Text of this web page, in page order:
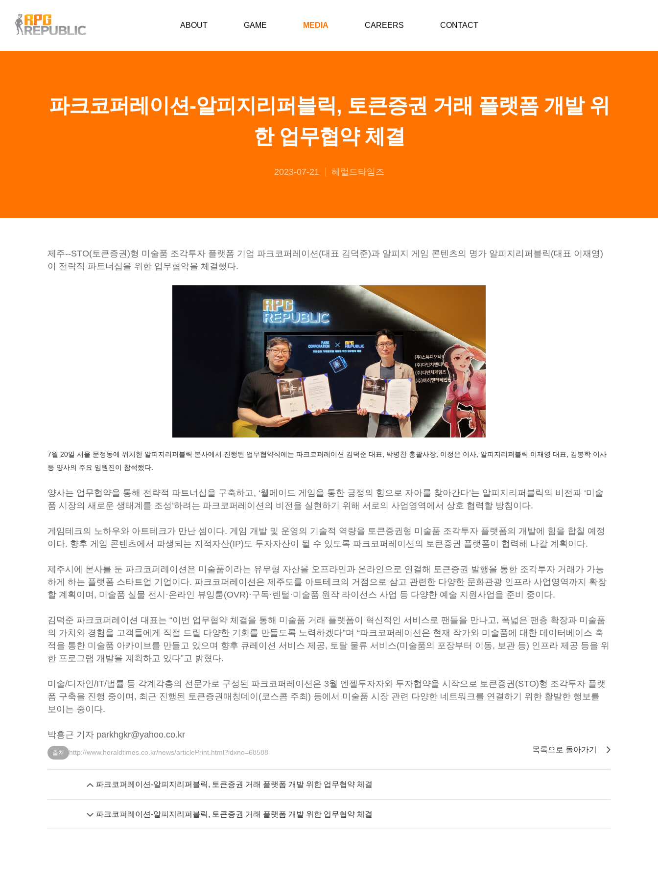
ABOUT GAME MEDIA CAREERS CONTACT
파크코퍼레이션-알피지리퍼블릭, 토큰증권 거래 플랫폼 개발 위
한 업무협약 체결
2023-07-21 헤럴드타임즈
제주--STO(토큰증권)형 미술품 조각투자 플랫폼 기업 파크코퍼레이션(대표 김덕준)과 알피지 게임 콘텐츠의 명가 알피지리퍼블릭(대표 이재영)
이 전략적 파트너십을 위한 업무협약을 체결했다.
7월 20일 서울 문정동에 위치한 알피지리퍼블릭 본사에서 진행된 업무협약식에는 파크코퍼레이션 김덕준 대표, 박병찬 총괄사장, 이정은 이사, 알피지리퍼블릭 이재영 대표, 김봉학 이사
등 양사의 주요 임원진이 참석했다.
양사는 업무협약을 통해 전략적 파트너십을 구축하고, ‘웰메이드 게임을 통한 긍정의 힘으로 자아를 찾아간다’는 알피지리퍼블릭의 비전과 ‘미술
품 시장의 새로운 생태계를 조성’하려는 파크코퍼레이션의 비전을 실현하기 위해 서로의 사업영역에서 상호 협력할 방침이다.
게임테크의 노하우와 아트테크가 만난 셈이다. 게임 개발 및 운영의 기술적 역량을 토큰증권형 미술품 조각투자 플랫폼의 개발에 힘을 합칠 예정
이다. 향후 게임 콘텐츠에서 파생되는 지적자산(IP)도 투자자산이 될 수 있도록 파크코퍼레이션의 토큰증권 플랫폼이 협력해 나갈 계획이다.
제주시에 본사를 둔 파크코퍼레이션은 미술품이라는 유무형 자산을 오프라인과 온라인으로 연결해 토큰증권 발행을 통한 조각투자 거래가 가능
하게 하는 플랫폼 스타트업 기업이다. 파크코퍼레이션은 제주도를 아트테크의 거점으로 삼고 관련한 다양한 문화관광 인프라 사업영역까지 확장
할 계획이며, 미술품 실물 전시·온라인 뷰잉룸(OVR)·구독·렌털·미술품 원작 라이선스 사업 등 다양한 예술 지원사업을 준비 중이다.
김덕준 파크코퍼레이션 대표는 “이번 업무협약 체결을 통해 미술품 거래 플랫폼이 혁신적인 서비스로 팬들을 만나고, 폭넓은 팬층 확장과 미술품
의 가치와 경험을 고객들에게 직접 드릴 다양한 기회를 만들도록 노력하겠다”며 “파크코퍼레이션은 현재 작가와 미술품에 대한 데이터베이스 축
적을 통한 미술품 아카이브를 만들고 있으며 향후 큐레이션 서비스 제공, 토탈 물류 서비스(미술품의 포장부터 이동, 보관 등) 인프라 제공 등을 위
한 프로그램 개발을 계획하고 있다”고 밝혔다.
미술/디자인/IT/법률 등 각계각층의 전문가로 구성된 파크코퍼레이션은 3월 엔젤투자자와 투자협약을 시작으로 토큰증권(STO)형 조각투자 플랫
폼 구축을 진행 중이며, 최근 진행된 토큰증권매칭데이(코스콤 주최) 등에서 미술품 시장 관련 다양한 네트워크를 연결하기 위한 활발한 행보를
보이는 중이다.
박흥근 기자 parkhgkr@yahoo.co.kr
출처 http://www.heraldtimes.co.kr/news/articlePrint.html?idxno=68588
파크코퍼레이션-알피지리퍼블릭, 토큰증권 거래 플랫폼 개발 위한 업무협약 체결
파크코퍼레이션-알피지리퍼블릭, 토큰증권 거래 플랫폼 개발 위한 업무협약 체결
목록으로 돌아가기